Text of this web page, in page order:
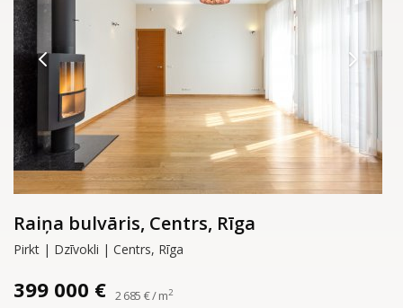
Raiņa bulvāris, Centrs, Rīga
Pirkt | Dzīvokli | Centrs, Rīga
399 000 € 2 685 € / m2